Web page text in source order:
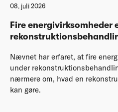
08. juli 2026
Fire energivirksomheder
Nævnet har erfaret, at fire
under rekonstruktionsbehandling. Her kan du
nærmere om, hvad en
kan gøre.